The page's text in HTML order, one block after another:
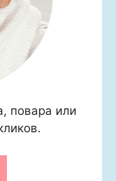
повара или